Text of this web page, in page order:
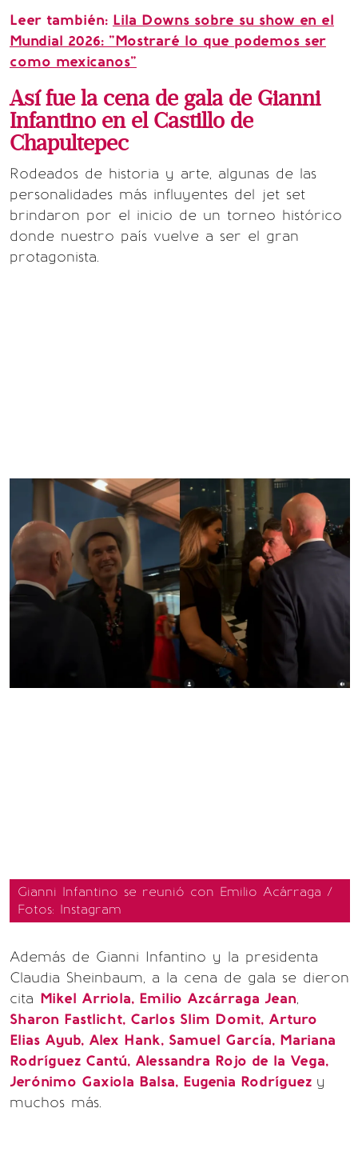
Leer también: Lila Downs sobre su show en el
Mundial 2026: "Mostraré lo que podemos ser
como mexicanos"
Así fue la cena de gala de Gianni
Infantino en el Castillo de
Chapultepec
Rodeados de historia y arte, algunas de las
personalidades más influyentes del jet set
brindaron por el inicio de un torneo histórico
donde nuestro país vuelve a ser el gran
protagonista.
Gianni Infantino se reunió con Emilio Acárraga /
Fotos: Instagram
Además de Gianni Infantino y la presidenta
Claudia Sheinbaum, a la cena de gala se dieron
cita Mikel Arriola, Emilio Azcárraga Jean,
Sharon Fastlicht, Carlos Slim Domit, Arturo
Elias Ayub, Alex Hank, Samuel García, Mariana
Rodríguez Cantú, Alessandra Rojo de la Vega,
Jerónimo Gaxiola Balsa, Eugenia Rodríguez y
muchos más.